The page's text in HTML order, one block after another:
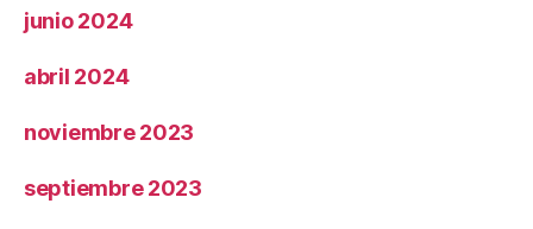
junio 2024
abril 2024
noviembre 2023
septiembre 2023